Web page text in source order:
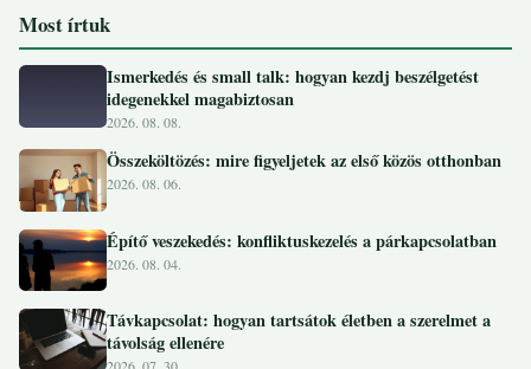
Most írtuk
Ismerkedés és small talk: hogyan kezdj beszélgetést
idegenekkel magabiztosan
2026. 08. 08.
Összeköltözés: mire figyeljetek az első közös otthonban
2026. 08. 06.
Építő veszekedés: konfliktuskezelés a párkapcsolatban
2026. 08. 04.
Távkapcsolat: hogyan tartsátok életben a szerelmet a
távolság ellenére
2026. 07. 30.